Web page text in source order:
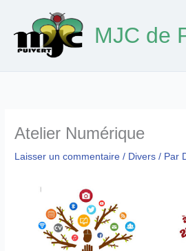
contenu
MJC de
Atelier Numérique
Laisser un commentaire / Divers / Par